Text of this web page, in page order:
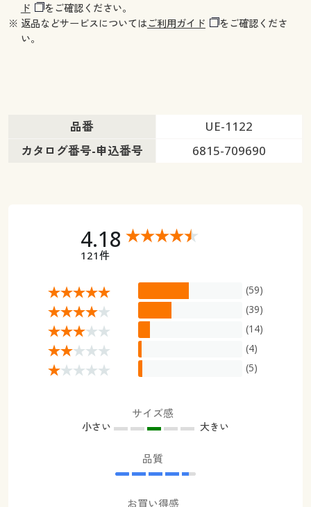
ド
をご確認ください。
※ 返品などサービスについてはご利用ガイド
をご確認くださ
い。
品番
UE-1122
カタログ番号-申込番号
6815-709690
4.18
121件
(59)
(39)
(14)
(4)
(5)
サイズ感
小さい 大きい
品質
お買い得感